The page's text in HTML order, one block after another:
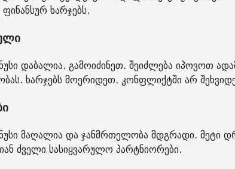
ხარჯებს.
დაბალია. გამოიძინეთ. შეიძლება იპოვოთ
ხარჯებს მოერიდეთ. კონფლიქტში არ
მაღალია და ჯანმრთელობა მდგრადი. მეტი
ძველი სასიყვარულო პარტნიორები.